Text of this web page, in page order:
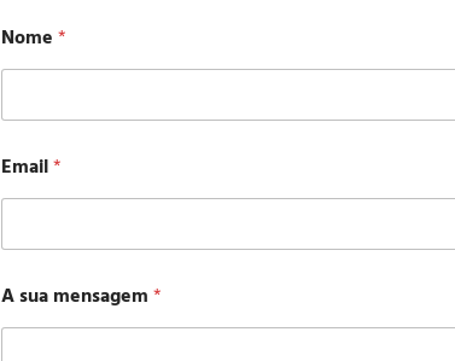
Nome*
Email*
s
u
A sua mensagem*